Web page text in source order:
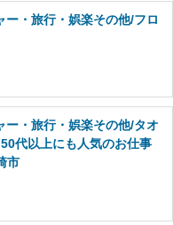
ー・旅行・娯楽その他/フロ
ー・旅行・娯楽その他/タオ
代以上にも人気のお仕事
市